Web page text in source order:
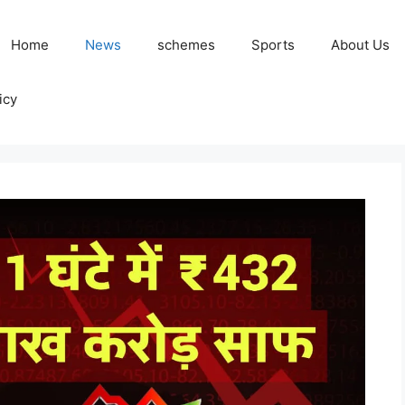
Home News schemes Sports About Us